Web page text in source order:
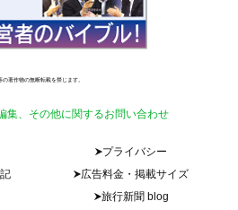
著作物の無断転載を禁じます。
集、その他に関するお問い合わせ
プライバシー
広告料金・掲載サイズ
旅行新聞 blog